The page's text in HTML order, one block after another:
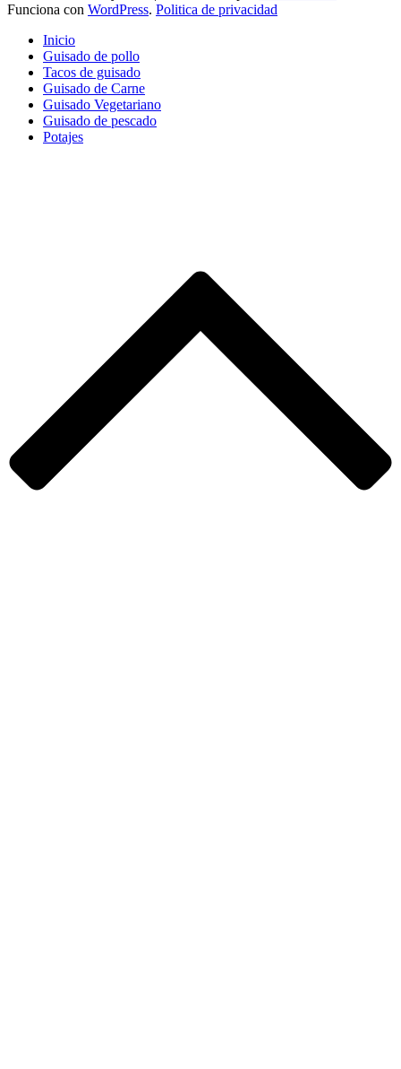
Funciona con WordPress. Politica de privacidad
Inicio
Guisado de pollo
Tacos de guisado
Guisado de Carne
Guisado Vegetariano
Guisado de pescado
Potajes